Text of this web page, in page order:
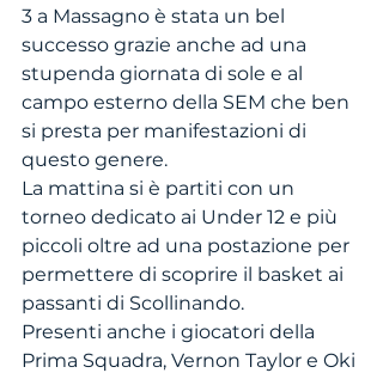
3 a Massagno è stata un bel
successo grazie anche ad una
stupenda giornata di sole e al
campo esterno della SEM che ben
si presta per manifestazioni di
questo genere.
La mattina si è partiti con un
torneo dedicato ai Under 12 e più
piccoli oltre ad una postazione per
permettere di scoprire il basket ai
passanti di Scollinando.
Presenti anche i giocatori della
Prima Squadra, Vernon Taylor e Oki